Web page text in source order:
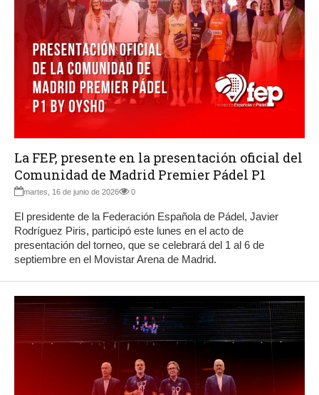
La FEP, presente en la presentación oficial del
Comunidad de Madrid Premier Pádel P1
martes, 16 de junio de 2026 0
El presidente de la Federación Española de Pádel, Javier
Rodríguez Piris, participó este lunes en el acto de
presentación del torneo, que se celebrará del 1 al 6 de
septiembre en el Movistar Arena de Madrid.